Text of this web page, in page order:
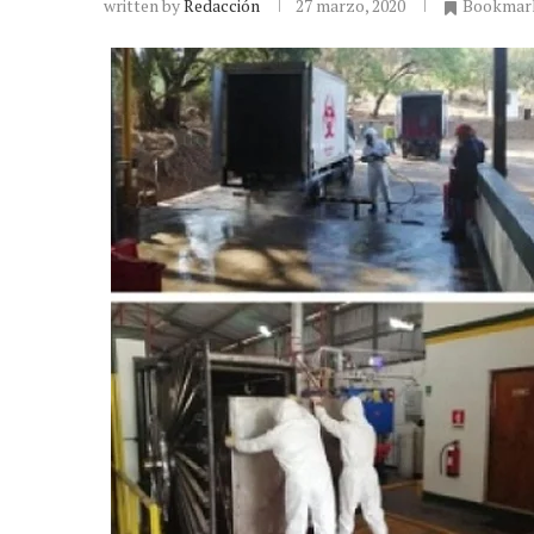
written byRedacción 27 marzo, 2020